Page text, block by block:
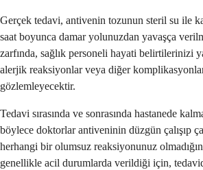
Gerçek tedavi, antivenin tozunun steril su ile
saat boyunca damar yolunuzdan yavaşça
zarfında, sağlık personeli hayati belirtilerinizi
alerjik reaksiyonlar veya diğer
gözlemleyecektir.
Tedavi sırasında ve sonrasında hastanede
böylece doktorlar antiveninin düzgün çalışıp
herhangi bir olumsuz reaksiyonunuz
genellikle acil durumlarda verildiği için,